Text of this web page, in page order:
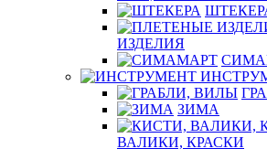
ИЗДЕЛИЯ
ЗИМА
ВАЛИКИ, КРАСКИ